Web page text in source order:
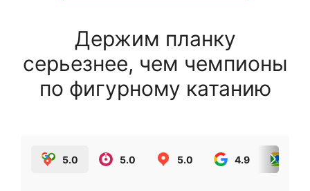
Держим планку
серьезнее, чем чемпионы
по фигурному катанию
5.0 5.0 5.0 4.9